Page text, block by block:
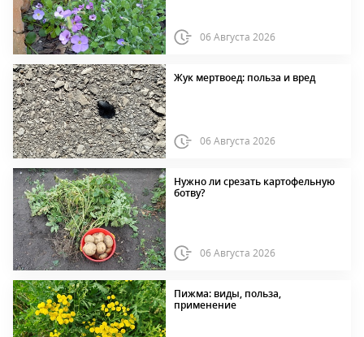
06 Августа 2026
Жук мертвоед: польза и вред
06 Августа 2026
Нужно ли срезать картофельную
ботву?
06 Августа 2026
Пижма: виды, польза,
применение